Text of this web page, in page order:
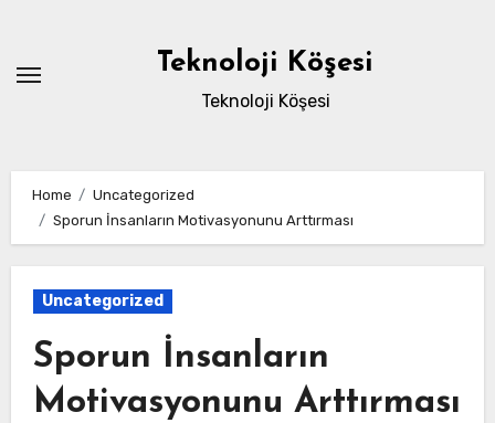
content
Teknoloji Köşesi
Teknoloji Köşesi
Home
Uncategorized
Sporun İnsanların Motivasyonunu Arttırması
Uncategorized
Sporun İnsanların
Motivasyonunu Arttırması